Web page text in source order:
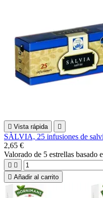
 Vista rápida 
SÀLVIA, 25 infusiones de
2,65 €
Valorado de 5 estrellas basado
 
 Añadir al carrito